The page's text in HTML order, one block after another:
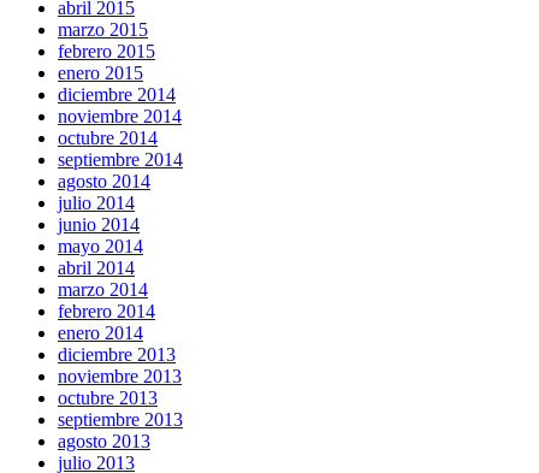
abril 2015
marzo 2015
febrero 2015
enero 2015
diciembre 2014
noviembre 2014
octubre 2014
septiembre 2014
agosto 2014
julio 2014
junio 2014
mayo 2014
abril 2014
marzo 2014
febrero 2014
enero 2014
diciembre 2013
noviembre 2013
octubre 2013
septiembre 2013
agosto 2013
julio 2013